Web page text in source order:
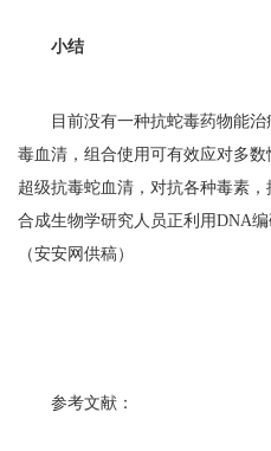
小结
目前没有一种抗蛇毒药物能治
毒血清，组合使用可有效应对多
超级抗毒蛇血清，对抗各种毒素
合成生物学研究人员正利用DNA
（安安网供稿）
参考文献：